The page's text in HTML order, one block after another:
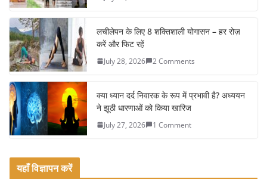
o
o
k
लचीलेपन के लिए 8 शक्तिशाली योगासन – हर रोज़
करें और फिट रहें
July 28, 2026 2 Comments
क्या ध्यान दर्द निवारक के रूप में प्रभावी है? अध्ययन
ने झूठी धारणाओं को किया खारिज
July 27, 2026 1 Comment
यहाँ विज्ञापन करें